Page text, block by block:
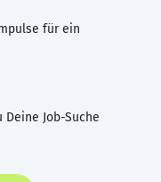
für ein
Job-Suche